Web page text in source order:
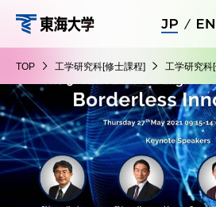
ツ
に
ス
キ
学
研
究
科
[修
士
TOP 工学研究科[修士課程] 工学研究科
在学生・保護者向けポータル
受験・入学案内
教員・研究者ガイド